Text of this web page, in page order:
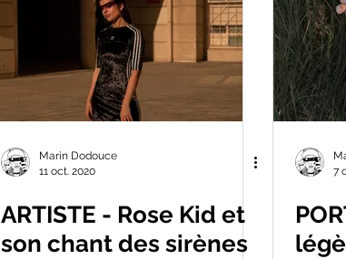
Marin Dodouce
11 oct. 2020
ARTISTE - Rose Kid et
son chant des sirènes
7